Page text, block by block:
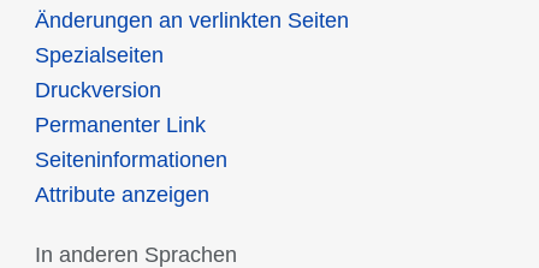
Änderungen an verlinkten Seiten
Spezialseiten
Druckversion
Permanenter Link
Seiten­informationen
Attribute anzeigen
In anderen Sprachen